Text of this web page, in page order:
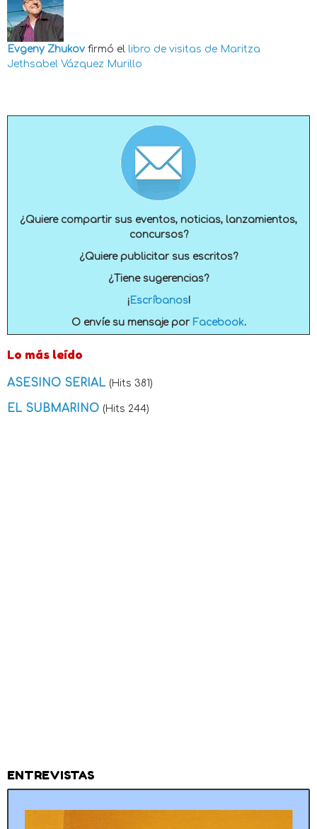
Evgeny Zhukov firmó el libro de visitas de Maritza
Jethsabel Vázquez Murillo
¿Quiere compartir sus eventos, noticias, lanzamientos,
concursos?
¿Quiere publicitar sus escritos?
¿Tiene sugerencias?
¡ Escríbanos!
O envíe su mensaje por Facebook.
Lo más leído
ASESINO SERIAL (Hits 381)
EL SUBMARINO (Hits 244)
ENTREVISTAS